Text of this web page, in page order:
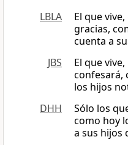
LBLA
El que
gracias,
cuenta a
JBS
El que
confesará,
los hijos
DHH
Sólo los
como hoy
a sus hijos